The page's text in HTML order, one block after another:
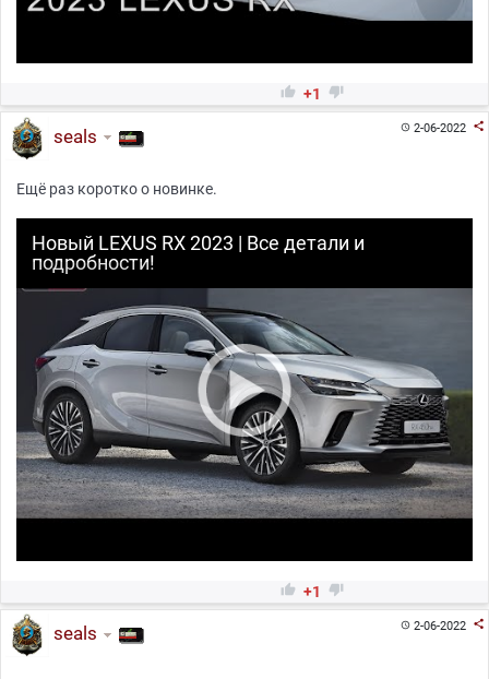
 +1 
2-06-2022 
seals
Ещё раз коротко о новинке.
Новый LEXUS RX 2023 | Все детали и
подробности!
 +1 
2-06-2022 
seals